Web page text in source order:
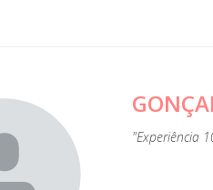
"Experiência